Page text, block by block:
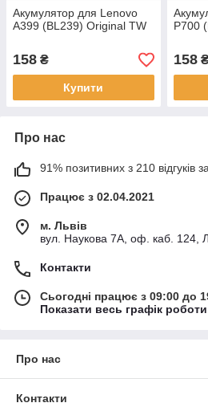
Акумулятор для Lenovo
A399 (BL239) Original TW
158 ₴
Купити
P700
158
Про нас
91% позитивних з 210 відгуків
Працює з 02.04.2021
м. Львів
вул. Наукова 7А, оф. каб. 124,
Контакти
Сьогодні працює з 09:00 до
Показати весь графік роботи
Про нас
Контакти